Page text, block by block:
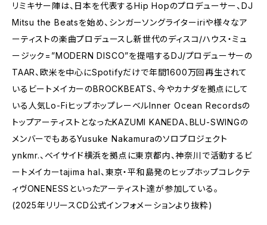
リミキサー陣は、日本を代表するHip Hopのプロデューサー、DJ
Mitsu the Beatsを始め、シンガーソングライターiriや様々なア
ーティストの楽曲プロデュースし新世代のディスコ/ハウス・ミュ
ージック=”MODERN DISCO”を提唱するDJ/プロデューサーの
TAAR、欧米を中心にSpotifyだけで年間1600万回再生されて
いるビートメイカーのBROCKBEATS、今やカナダを拠点にして
いる人気Lo-FiヒップホップレーベルInner Ocean Recordsの
トップアーティストとなったKAZUMI KANEDA、BLU-SWINGの
メンバーでもあるYusuke Nakamuraのソロプロジェクト
ynkmr.、ベイサイド横浜を拠点に東京都内、神奈川で活動するビ
ートメイカーtajima hal、東京・平和島発のヒップホップコレクテ
ィヴONENESSといったアーティスト達が参加している。
(2025年リリースCD公式インフォメーションより抜粋)